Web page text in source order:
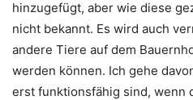
hinzugefügt, aber wie diese
nicht bekannt. Es wird auch
andere Tiere auf dem
werden können. Ich gehe
erst funktionsfähig sind, wenn